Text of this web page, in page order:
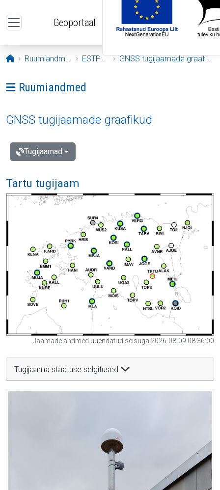
Geoportaal
Avaleht
Ruumiandmed ESTPOS GNSS tugijaamade graafikud
Ava menüü: Ruumiandmed
Ruumiandmed
GNSS tugijaamade graafikud
Tugijaamad
Tartu tugijaam
Jaamade andmed uuendatud seisuga 2026-08-09 08:36:00
Tugijaama staatuse selgitused